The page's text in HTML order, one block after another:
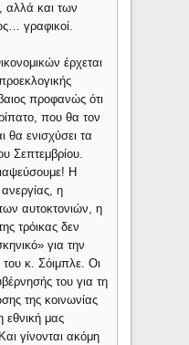
αλλά και των
γραφικοί.
έρχεται
προφανώς ότι
που θα τον
θα ενισχύσει τα
Σεπτεμβρίου.
Η
η
αυτοκτονιών, η
τρόικας δεν
για την
κ. Σόιμπλε. Οι
του για τη
της κοινωνίας
εθνική μας
γίνονται ακόμη